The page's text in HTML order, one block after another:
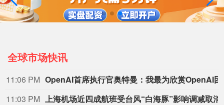
全球市场快讯
11:06 PM
11:03 PM